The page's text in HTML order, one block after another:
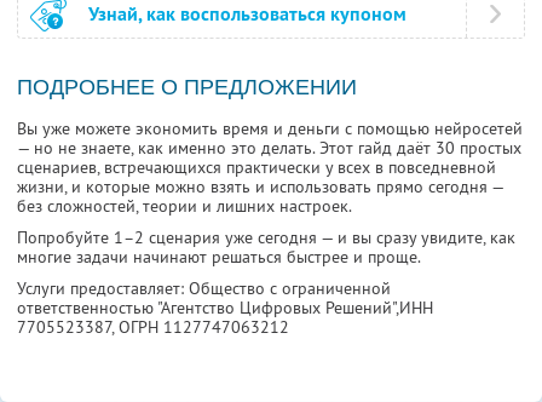
Узнай, как воспользоваться купоном
ПОДРОБНЕЕ О ПРЕДЛОЖЕНИИ
Вы уже можете экономить время и деньги с помощью нейросетей
— но не знаете, как именно это делать. Этот гайд даёт 30 простых
сценариев, встречающихся практически у всех в повседневной
жизни, и которые можно взять и использовать прямо сегодня —
без сложностей, теории и лишних настроек.
Попробуйте 1–2 сценария уже сегодня — и вы сразу увидите, как
многие задачи начинают решаться быстрее и проще.
Услуги предоставляет: Общество с ограниченной
ответственностью "Агентство Цифровых Решений",ИНН
7705523387, ОГРН 1127747063212